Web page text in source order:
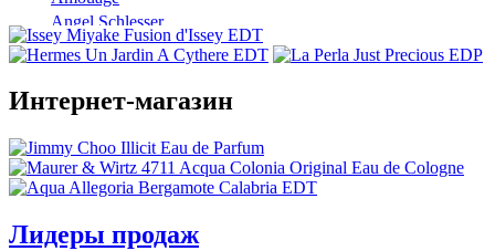
Angel Schlesser
Anna Sui
Annick Goutal
Antonio Banderas
Aramis
Armaf
Armand Basi
Azzaro
Интернет-магазин
Лидеры продаж